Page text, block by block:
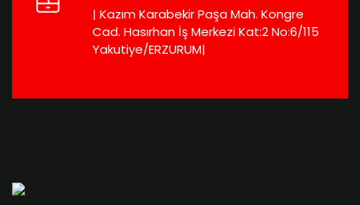
| Kazım Karabekir Paşa Mah. Kongre
Cad. Hasırhan İş Merkezi Kat:2 No:6/115
Yakutiye/ERZURUM|